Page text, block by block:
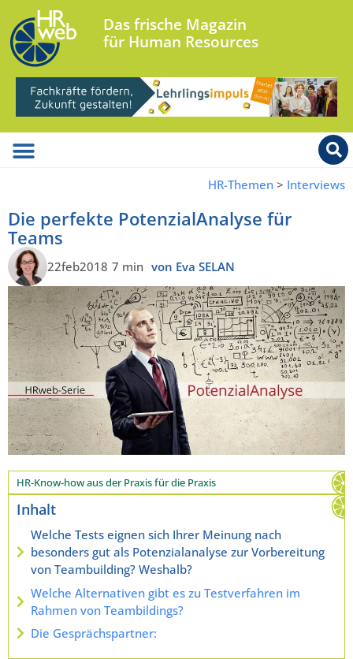
Das frische Magazin
für Human Resources
HR-Themen > Interviews
Die perfekte PotenzialAnalyse für
Teams
22feb2018 7 min von Eva SELAN
HR-Know-how aus der Praxis für die Praxis
Inhalt
Welche Tests eignen sich Ihrer Meinung nach
besonders gut als Potenzialanalyse zur Vorbereitung
von Teambuilding? Weshalb?
Welche Alternativen gibt es zu Testverfahren im
Rahmen von Teambildings?
Die Gesprächspartner: